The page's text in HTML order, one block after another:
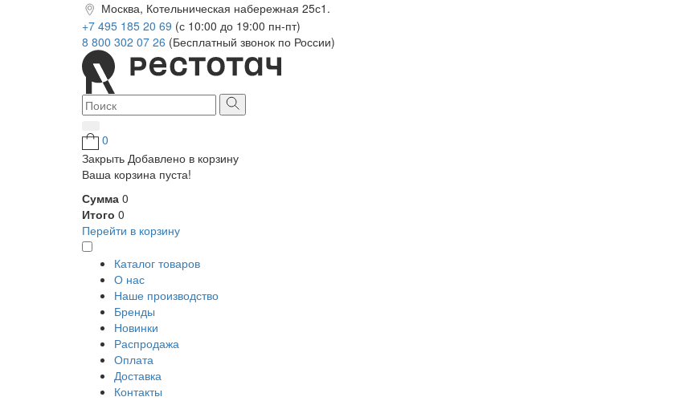
Москва, Котельническая набережная 25с1.
+7 495 185 20 69 (с 10:00 до 19:00 пн-пт)
8 800 302 07 26 (Бесплатный звонок по России)
0
Закрыть Добавлено в корзину
Ваша корзина пуста!
Сумма 0
Итого 0
Перейти в корзину
Каталог товаров
О нас
Наше производство
Бренды
Новинки
Распродажа
Оплата
Доставка
Контакты